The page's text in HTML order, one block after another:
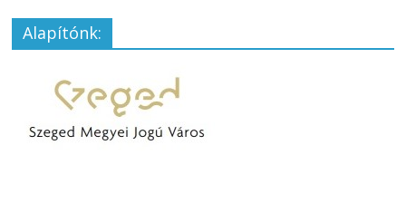
Alapítónk: